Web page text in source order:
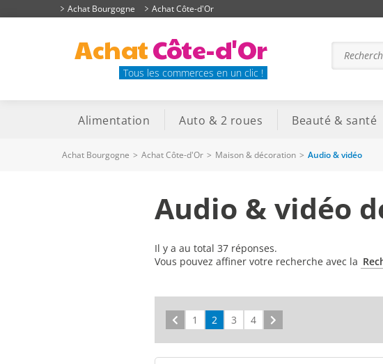
Achat Bourgogne Achat Côte-d'Or
AchatCôte-d'Or
Tous les commerces en un clic !
Alimentation Auto & 2 roues Beauté & santé
Achat Bourgogne > Achat Côte-d'Or > Maison & décoration > Audio & vidéo
Audio & vidéo
Il y a au total 37 réponses.
Vous pouvez affiner votre recherche avec la
Précédent
1 2 3 4